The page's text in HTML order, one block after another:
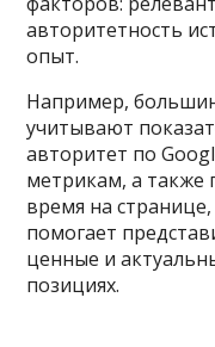
авторитетность
опыт.
Например,
учитывают
авторитет по
метрикам, а также
время на
помогает
ценные и
позициях.